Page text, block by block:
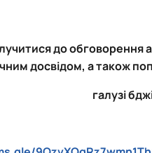
до обговорення
досвідом, а також
галузі